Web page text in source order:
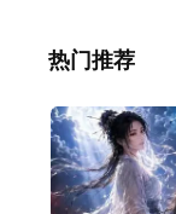
热门推荐